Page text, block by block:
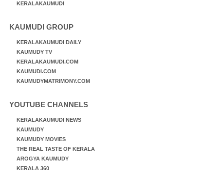
KERALAKAUMUDI
KAUMUDI GROUP
KERALAKAUMUDI DAILY
KAUMUDY TV
KERALAKAUMUDI.COM
KAUMUDI.COM
KAUMUDYMATRIMONY.COM
YOUTUBE CHANNELS
KERALAKAUMUDI NEWS
KAUMUDY
KAUMUDY MOVIES
THE REAL TASTE OF KERALA
AROGYA KAUMUDY
KERALA 360